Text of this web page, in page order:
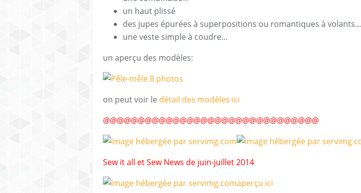
un haut plissé
des jupes épurées à superpositions ou romantiques à volants...
une veste simple à coudre...
un aperçu des modèles:
on peut voir le détail des modèles ici
@@@@@@@@@@@@@@@@@@@@@@@@@@@@@@@
Sew it all et Sew News de juin-juillet 2014
aperçu ici